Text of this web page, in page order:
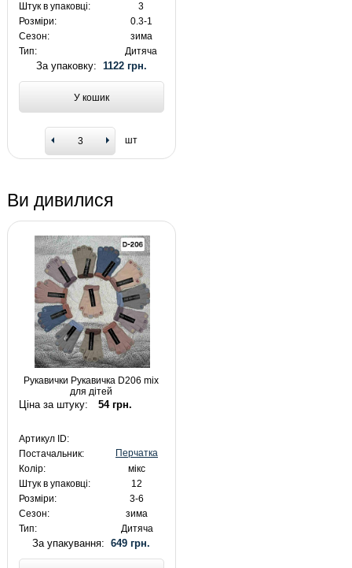
Штук в упаковці:
3
Розміри:
0.3-1
Сезон:
зима
Тип:
Дитяча
За упаковку: 1122 грн.
У кошик
шт
Ви дивилися
Рукавички Рукавичка D206 mix
для дітей
Ціна за штуку: 54 грн.
Артикул ID:
Постачальник:
Перчатка
Колір:
мікс
Штук в упаковці:
12
Розміри:
3-6
Сезон:
зима
Тип:
Дитяча
За упакування:649 грн.